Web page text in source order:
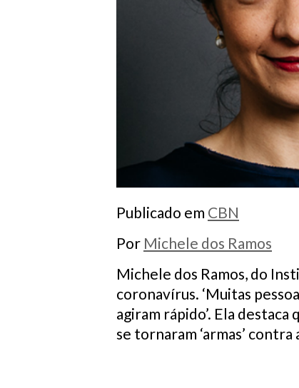
Publicado em CBN
Por Michele dos Ramos
Michele dos Ramos, do
coronavírus. ‘Muitas
agiram rápido’. Ela
se tornaram ‘armas’ contra